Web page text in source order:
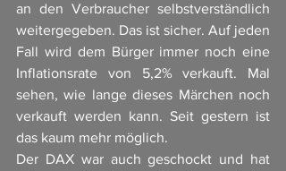
an den Verbraucher selbstverständlich
weitergegeben. Das ist sicher. Auf jeden
Fall wird dem Bürger immer noch eine
Inflationsrate von 5,2% verkauft. Mal
sehen, wie lange dieses Märchen noch
verkauft werden kann. Seit gestern ist
das kaum mehr möglich.
Der DAX war auch geschockt und hat